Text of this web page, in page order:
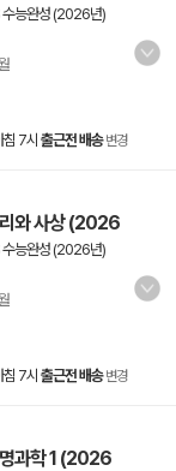
수능완성 (2026년)
7시 출근전 배송 변경
리와 사상 (2026
수능완성 (2026년)
7시 출근전 배송 변경
과학 1 (2026